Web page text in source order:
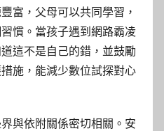
富，父母可以共同學習，
慣。當孩子遇到網路霸凌
這不是自己的錯，並鼓勵
施，能減少數位試探對心
與依附關係密切相關。安